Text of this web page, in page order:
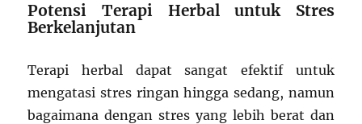
Potensi Terapi Herbal untuk Stres
Berkelanjutan
Terapi herbal dapat sangat efektif untuk
mengatasi stres ringan hingga sedang, namun
bagaimana dengan stres yang lebih berat dan